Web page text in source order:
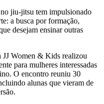
jiu-jitsu tem impulsionado
a busca por formação,
desejam ensinar outras
Women & Kids realizou
para mulheres interessadas
O encontro reuniu 30
alunas que vieram de